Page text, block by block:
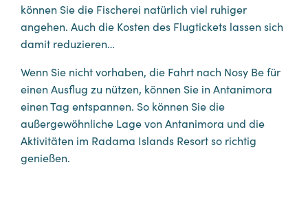
können Sie die Fischerei natürlich viel ruhiger
angehen. Auch die Kosten des Flugtickets lassen sich
damit reduzieren…
Wenn Sie nicht vorhaben, die Fahrt nach Nosy Be für
einen Ausflug zu nützen, können Sie in Antanimora
einen Tag entspannen. So können Sie die
außergewöhnliche Lage von Antanimora und die
Aktivitäten im Radama Islands Resort so richtig
genießen.